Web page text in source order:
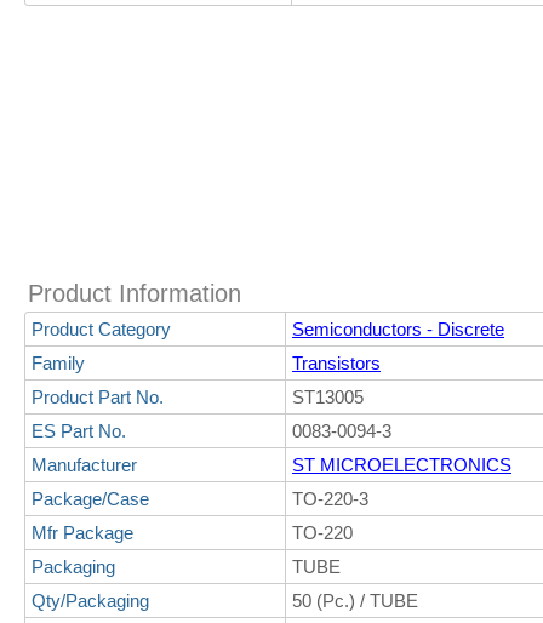
Product Information
Product Category
Semiconductors - Discrete
Family
Transistors
Product Part No.
ST13005
ES Part No.
0083-0094-3
Manufacturer
ST MICROELECTRONICS
Package/Case
TO-220-3
Mfr Package
TO-220
Packaging
TUBE
Qty/Packaging
50 (Pc.) / TUBE